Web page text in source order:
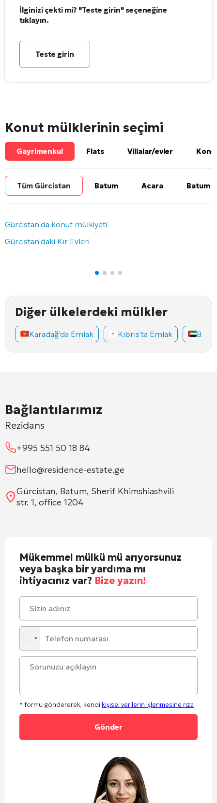
İlginizi çekti mi? "Teste girin" seçeneğine
tıklayın.
Teste girin
Konut mülklerinin seçimi
Gayrimenkul Flats Villalar/evler
Tüm Gürcistan Batum Acara Batum
Gürcistan'da konut mülkiyeti
Gürcistan'daki Kır Evleri
Diğer ülkelerdeki mülkler
Karadağ'da Emlak Kıbrıs'ta Emlak
Bağlantılarımız
Rezidans
+995 551 50 18 84
hello@residence-estate.ge
Gürcistan, Batum, Sherif Khimshiashvili
str. 1, office 1204
Mükemmel mülkü mü arıyorsunuz
veya başka bir yardıma mı
ihtiyacınız var? Bize yazın!
* formu göndererek, kendi kişisel verilerin işlenmesine rıza